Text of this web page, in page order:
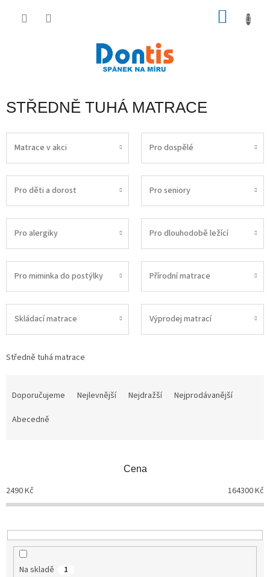
STŘEDNĚ TUHÁ MATRACE
Matrace v akci Pro dospělé
Pro děti a dorost Pro seniory
Pro alergiky Pro dlouhodobě ležící
Pro miminka do postýlky Přírodní matrace
Skládací matrace Výprodej matrací
Středně tuhá matrace
o
d
k
t
Doporučujeme Nejlevnější Nejdražší
Nejprodávanější
Abecedně
Cena
2490Kč 164300Kč
Na skladě 1